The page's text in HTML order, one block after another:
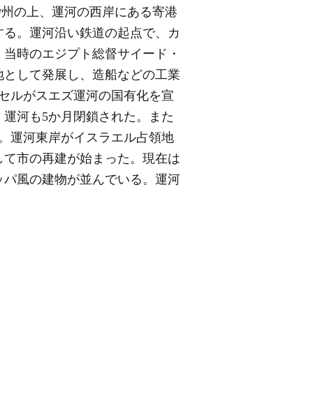
の上、運河の西岸にある寄港
。運河沿い鉄道の起点で、カ
時のエジプト総督サイード・
して発展し、造船などの工業
ルがスエズ運河の国有化を宣
河も5か月閉鎖された。また
運河東岸がイスラエル占領地
市の再建が始まった。現在は
風の建物が並んでいる。運河